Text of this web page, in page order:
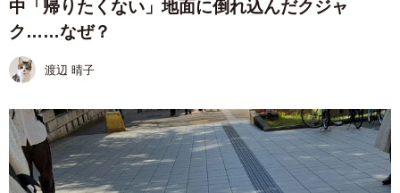
中「帰りたくない」地面に倒れ込んだクジャ
ク……なぜ？
渡辺 晴子